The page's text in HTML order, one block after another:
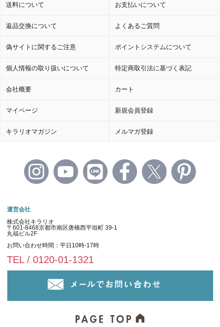
送料について お支払いについて
返品交換について よくあるご質問
偽サイトに関するご注意 ポイントシステムについて
個人情報の取り扱いについて 特定商取引法に基づく表記
会社概要 カート
マイページ 新規会員登録
キラリオマガジン メルマガ登録
運営会社
株式会社キラリオ
〒601-8468京都市南区唐橋西平垣町 39-1
丸福ビル2F
お問い合わせ時間：平日10時-17時
TEL / 0120-01-1321